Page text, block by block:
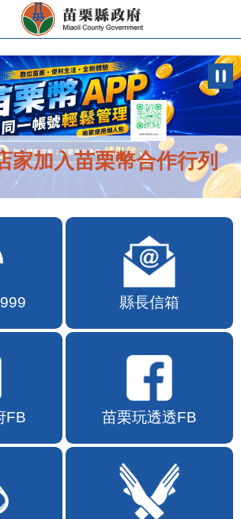
家加入苗栗幣合作行列
縣長信箱
FB 苗栗玩透透FB